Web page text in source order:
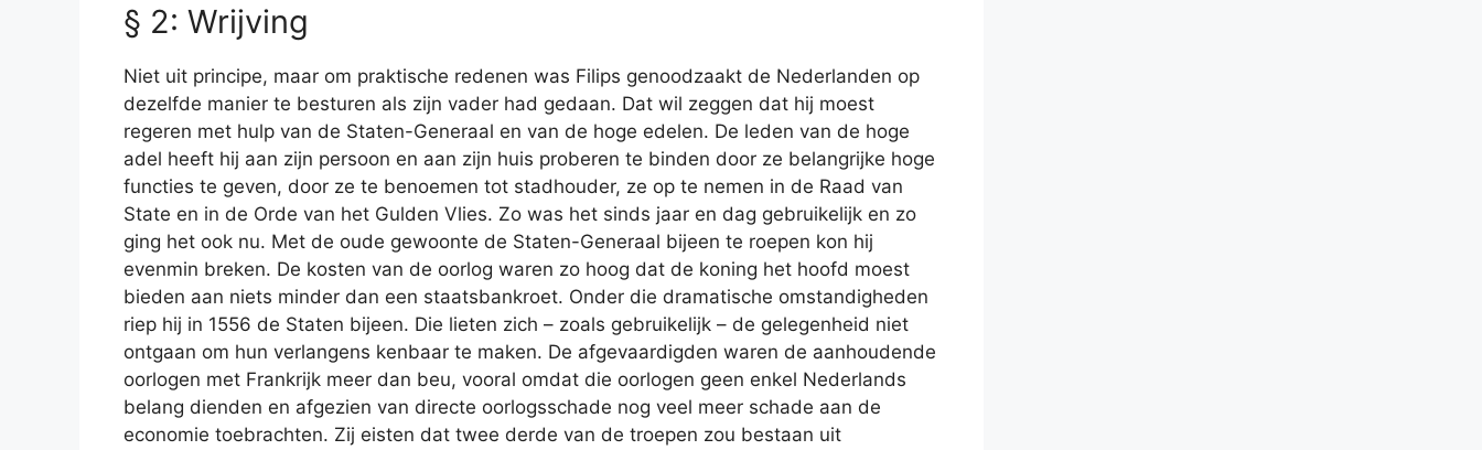
§ 2: Wrijving
Niet uit principe, maar om praktische redenen was Filips genoodzaakt de Nederlanden op
dezelfde manier te besturen als zijn vader had gedaan. Dat wil zeggen dat hij moest
regeren met hulp van de Staten-Generaal en van de hoge edelen. De leden van de hoge
adel heeft hij aan zijn persoon en aan zijn huis proberen te binden door ze belangrijke hoge
functies te geven, door ze te benoemen tot stadhouder, ze op te nemen in de Raad van
State en in de Orde van het Gulden Vlies. Zo was het sinds jaar en dag gebruikelijk en zo
ging het ook nu. Met de oude gewoonte de Staten-Generaal bijeen te roepen kon hij
evenmin breken. De kosten van de oorlog waren zo hoog dat de koning het hoofd moest
bieden aan niets minder dan een staatsbankroet. Onder die dramatische omstandigheden
riep hij in 1556 de Staten bijeen. Die lieten zich – zoals gebruikelijk – de gelegenheid niet
ontgaan om hun verlangens kenbaar te maken. De afgevaardigden waren de aanhoudende
oorlogen met Frankrijk meer dan beu, vooral omdat die oorlogen geen enkel Nederlands
belang dienden en afgezien van directe oorlogsschade nog veel meer schade aan de
economie toebrachten. Zij eisten dat twee derde van de troepen zou bestaan uit